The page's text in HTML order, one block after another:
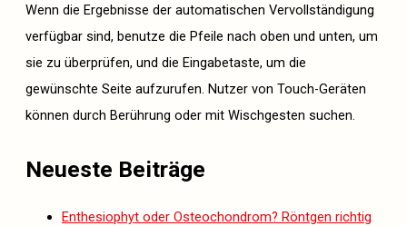
Wenn die Ergebnisse der automatischen Vervollständigung
verfügbar sind, benutze die Pfeile nach oben und unten, um
sie zu überprüfen, und die Eingabetaste, um die
gewünschte Seite aufzurufen. Nutzer von Touch-Geräten
können durch Berührung oder mit Wischgesten suchen.
Neueste Beiträge
Enthesiophyt oder Osteochondrom? Röntgen richtig